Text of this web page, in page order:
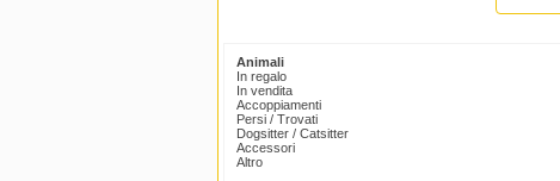
Animali
In regalo
In vendita
Accoppiamenti
Persi / Trovati
Dogsitter / Catsitter
Accessori
Altro